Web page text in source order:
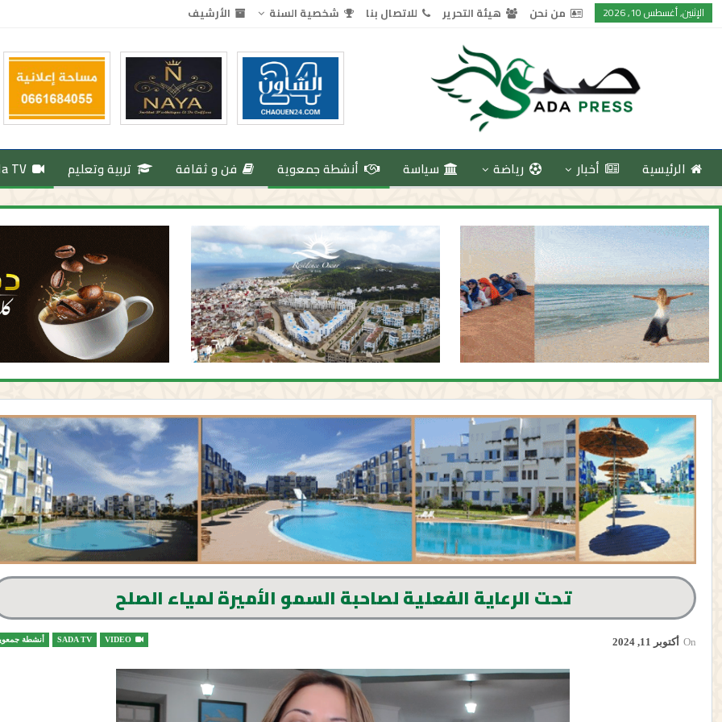
الإثنين, أغسطس 10, 2026 من نحن هيئة التحرير للاتصال بنا شخصية السنة الأرشيف
الرئيسية أخبار رياضة سياسة أنشطة جمعوية فن و ثقافة تربية وتعليم TV
تحت الرعاية الفعلية لصاحبة السمو الأميرة لمياء الصلح
VIDEO
SADA TV أنشطة On أكتوبر 11, 2024